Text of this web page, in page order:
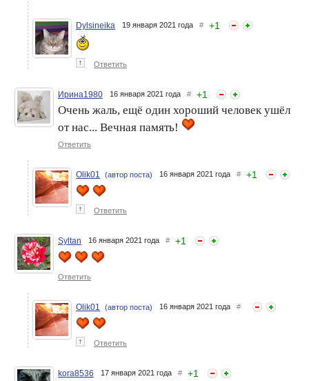
Dylsineika 19 января 2021 года # +1
↑ Ответить
Ирина1980 16 января 2021 года # +1
Очень жаль, ещё один хороший человек ушёл
от нас... Вечная память!
Ответить
Olik01 (автор поста) 16 января 2021 года # +1
↑ Ответить
Syltan 16 января 2021 года # +1
Ответить
Olik01 (автор поста) 16 января 2021 года #
↑ Ответить
kora8536 17 января 2021 года # +1